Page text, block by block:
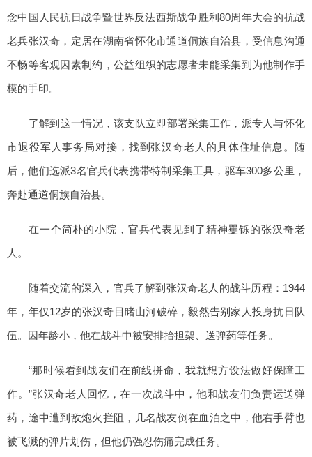
念中国人民抗日战争暨世界反法西斯战争胜利80周年大会的抗战
老兵张汉奇，定居在湖南省怀化市通道侗族自治县，受信息沟通
不畅等客观因素制约，公益组织的志愿者未能采集到为他制作手
模的手印。
了解到这一情况，该支队立即部署采集工作，派专人与怀化
市退役军人事务局对接，找到张汉奇老人的具体住址信息。随
后，他们选派3名官兵代表携带特制采集工具，驱车300多公里，
奔赴通道侗族自治县。
在一个简朴的小院，官兵代表见到了精神矍铄的张汉奇老
人。
随着交流的深入，官兵了解到张汉奇老人的战斗历程：1944
年，年仅12岁的张汉奇目睹山河破碎，毅然告别家人投身抗日队
伍。因年龄小，他在战斗中被安排抬担架、送弹药等任务。
“那时候看到战友们在前线拼命，我就想方设法做好保障工
作。”张汉奇老人回忆，在一次战斗中，他和战友们负责运送弹
药，途中遭到敌炮火拦阻，几名战友倒在血泊之中，他右手臂也
被飞溅的弹片划伤，但他仍强忍伤痛完成任务。